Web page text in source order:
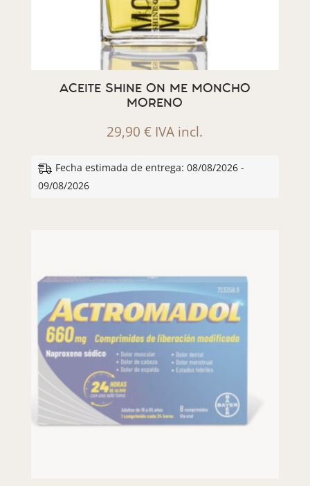
ACEITE SHINE ON ME MONCHO
MORENO
29,90€ IVA incl.
Fecha estimada de entrega: 08/08/2026 -
09/08/2026